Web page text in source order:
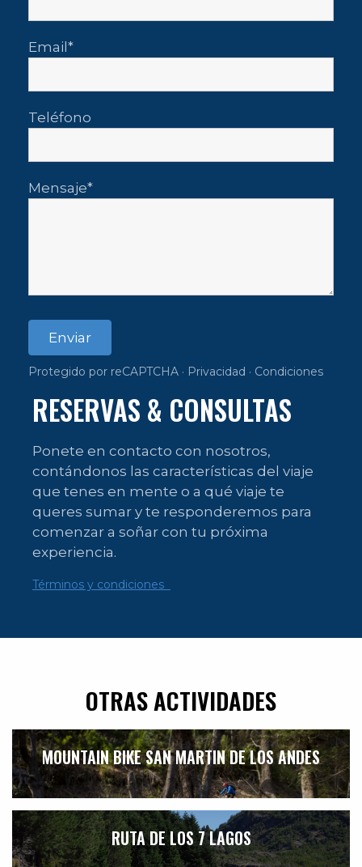
Email
Teléfono
Mensaje
Enviar
Protegido por reCAPTCHA · Privacidad · Condiciones
RESERVAS & CONSULTAS
Ponete en contacto con nosotros,
contándonos las características del viaje
que tenes en mente o a qué viaje te
queres sumar y te responderemos para
comenzar a soñar con tu próxima
experiencia.
Términos y condiciones
OTRAS ACTIVIDADES
MOUNTAIN BIKE SAN MARTIN DE LOS ANDES
RUTA DE LOS 7 LAGOS